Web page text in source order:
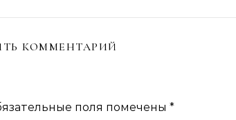
КОММЕНТАРИЙ
поля помечены *